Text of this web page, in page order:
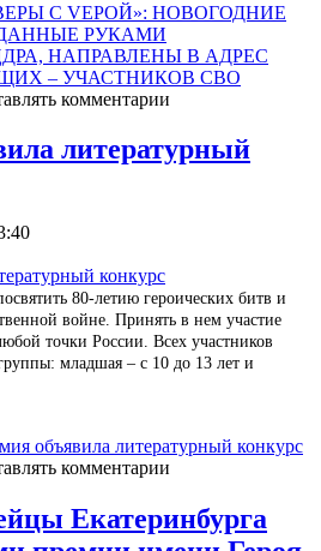
С VЕРОЙ»: НОВОГОДНИЕ
РУКАМИ
НАПРАВЛЕНЫ В АДРЕС
– УЧАСТНИКОВ СВО
комментарии
литературный
80-летию героических битв и
войне. Принять в нем участие
точки России. Всех участников
младшая – с 10 до 13 лет и
объявила литературный конкурс
комментарии
Екатеринбурга